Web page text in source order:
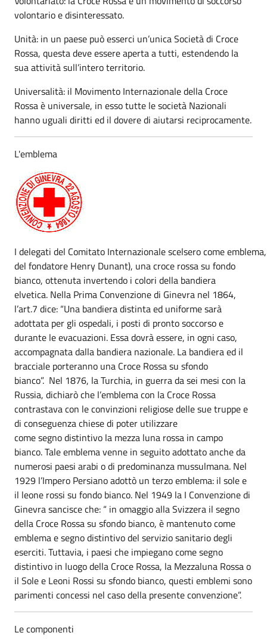
volontario e disinteressato.
Unità: in un paese può esserci un’unica Società di Croce
Rossa, questa deve essere aperta a tutti, estendendo la
sua attività sull’intero territorio.
Universalità: il Movimento Internazionale della Croce
Rossa è universale, in esso tutte le società Nazionali
hanno uguali diritti ed il dovere di aiutarsi reciprocamente.
L'emblema
I delegati del Comitato Internazionale scelsero come
del fondatore Henry Dunant), una croce rossa su fondo
bianco, ottenuta invertendo i colori della bandiera
elvetica. Nella Prima Convenzione di Ginevra nel 1864,
l’art.7 dice: “Una bandiera distinta ed uniforme sarà
adottata per gli ospedali, i posti di pronto soccorso e
durante le evacuazioni. Essa dovrà essere, in ogni caso,
accompagnata dalla bandiera nazionale. La bandiera ed il
bracciale porteranno una Croce Rossa su sfondo
bianco”. Nel 1876, la Turchia, in guerra da sei mesi con la
Russia, dichiarò che l’emblema con la Croce Rossa
contrastava con le convinzioni religiose delle sue truppe e
di conseguenza chiese di poter utilizzare
come segno distintivo la mezza luna rossa in campo
bianco. Tale emblema venne in seguito adottato anche da
numerosi paesi arabi o di predominanza mussulmana. Nel
1929 l’Impero Persiano adottò un terzo emblema: il sole e
il leone rossi su fondo bianco. Nel 1949 la I Convenzione di
Ginevra sancisce che: “ in omaggio alla Svizzera il segno
della Croce Rossa su sfondo bianco, è mantenuto come
emblema e segno distintivo del servizio sanitario degli
eserciti. Tuttavia, i paesi che impiegano come segno
distintivo in luogo della Croce Rossa, la Mezzaluna Rossa o
il Sole e Leoni Rossi su sfondo bianco, questi emblemi sono
parimenti concessi nel caso della presente convenzione”.
Le componenti